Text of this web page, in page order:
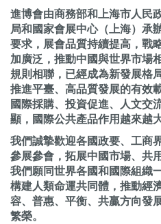
進博會由商務部和上海市人民
局和國家會展中心（上海）承
要求，展會品質持續提高，戰
加廣泛，推動中國與世界市場
規則相聯，已經成為新發展格
推進平臺、高品質發展的有效
國際採購、投資促進、人文交
顯，國際公共產品作用越來越
我們誠摯歡迎各國政要、工商
參展參會，拓展中國市場、共
我們願同世界各國和國際組織
構建人類命運共同體，推動經
容、普惠、平衡、共贏方向發
繁榮。